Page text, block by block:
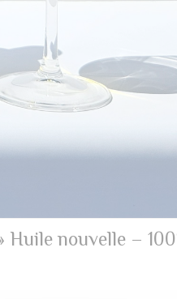
nouvelle –